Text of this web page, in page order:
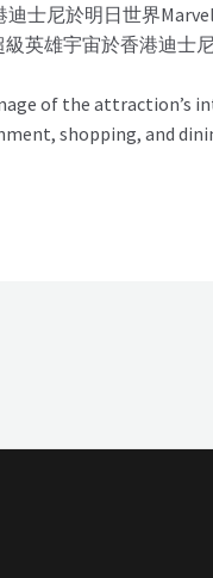
士尼於明日世界
英雄宇宙於香港迪士
of the attraction’s
shopping, and